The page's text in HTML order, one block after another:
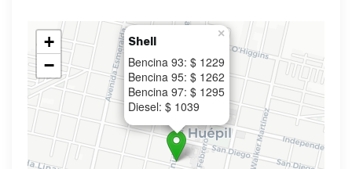
Shell
Bencina 93: $ 1229
Bencina 95: $ 1262
Bencina 97: $ 1295
Diesel: $ 1039
×
+
−